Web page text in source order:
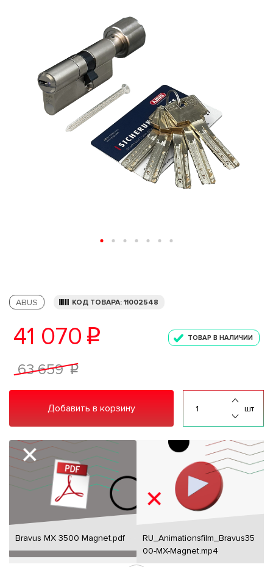
ABUS КОД ТОВАРА: 11002548
41 070 p ТОВАР В НАЛИЧИИ
63 659 p
Добавить в корзину шт
Bravus MX 3500 Magnet.pdf
RU_Animationsfilm_Bravus35
00-MX-Magnet.mp4